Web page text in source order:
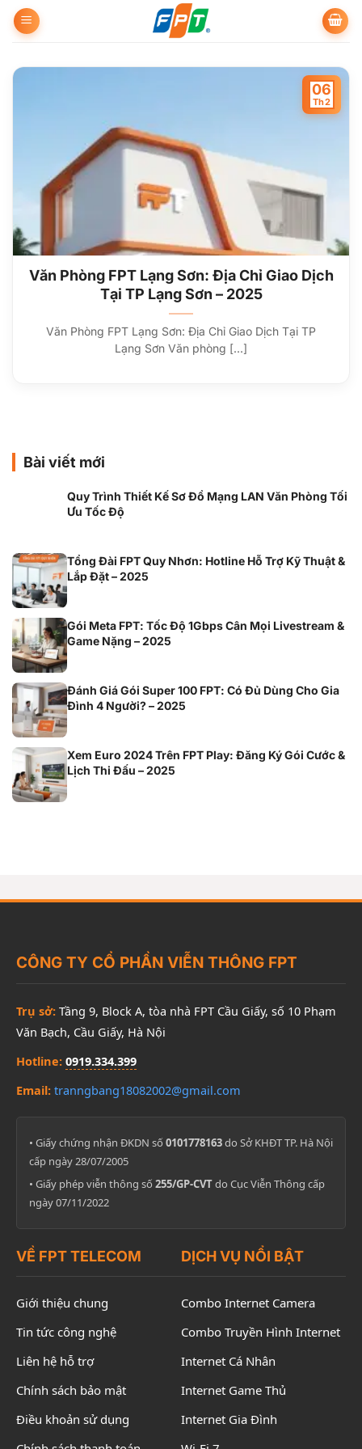
qua
dung
Văn Phòng FPT Lạng Sơn: Địa Chỉ Giao Dịch
Tại TP Lạng Sơn – 2025
Văn Phòng FPT Lạng Sơn: Địa Chỉ Giao Dịch Tại TP
Lạng Sơn Văn phòng [...]
06
Th2
Bài viết mới
Quy Trình Thiết Kế Sơ Đồ Mạng LAN Văn Phòng Tối
Ưu Tốc Độ
Tổng Đài FPT Quy Nhơn: Hotline Hỗ Trợ Kỹ Thuật &
Lắp Đặt – 2025
Gói Meta FPT: Tốc Độ 1Gbps Cân Mọi Livestream &
Game Nặng – 2025
Đánh Giá Gói Super 100 FPT: Có Đủ Dùng Cho Gia
Đình 4 Người? – 2025
Xem Euro 2024 Trên FPT Play: Đăng Ký Gói Cước &
Lịch Thi Đấu – 2025
CÔNG TY CỔ PHẦN VIỄN THÔNG FPT
Trụ sở: Tầng 9, Block A, tòa nhà FPT Cầu Giấy, số 10 Phạm
Văn Bạch, Cầu Giấy, Hà Nội
Hotline: 0919.334.399
Email: tranngbang18082002@gmail.com
• Giấy chứng nhận ĐKDN số 0101778163do Sở KHĐT TP. Hà Nội
cấp ngày 28/07/2005
• Giấy phép viễn thông số 255/GP-CVTdo Cục Viễn Thông cấp
ngày 07/11/2022
VỀ FPT TELECOM
Giới thiệu chung
Tin tức công nghệ
Liên hệ hỗ trợ
Chính sách bảo mật
Điều khoản sử dụng
DỊCH VỤ NỔI BẬT
Combo Internet Camera
Combo Truyền Hình Internet
Internet Cá Nhân
Internet Game Thủ
Internet Gia Đình